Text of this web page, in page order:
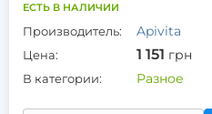
ЕСТЬ В НАЛИЧИИ
Производитель: Apivita
Цена: 1 151 грн
В категории: Разное